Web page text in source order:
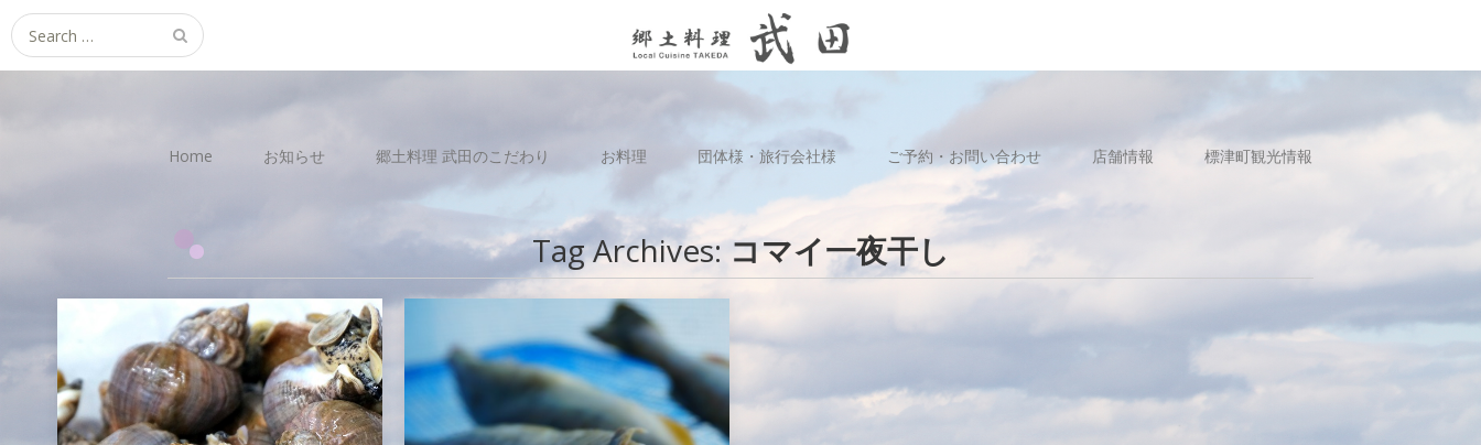
Search
for:
Home お知らせ 郷土料理 武田のこだわり お料理 団体様・旅行会社様 ご予約・お問い合わせ 店舗情報 標津町観光情報
Tag Archives:コマイ一夜干し